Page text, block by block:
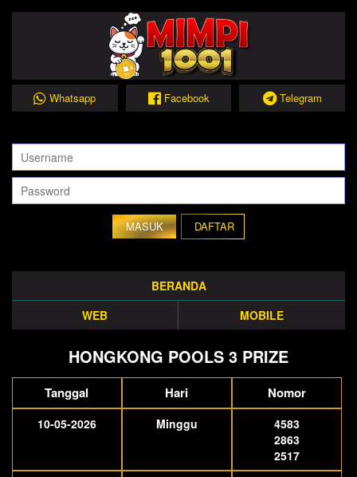
Whatsapp Facebook Telegram
DAFTAR
BERANDA
WEB
MOBILE
HONGKONG POOLS 3 PRIZE
Tanggal Hari Nomor
10-05-2026 Minggu
4583
2863
2517